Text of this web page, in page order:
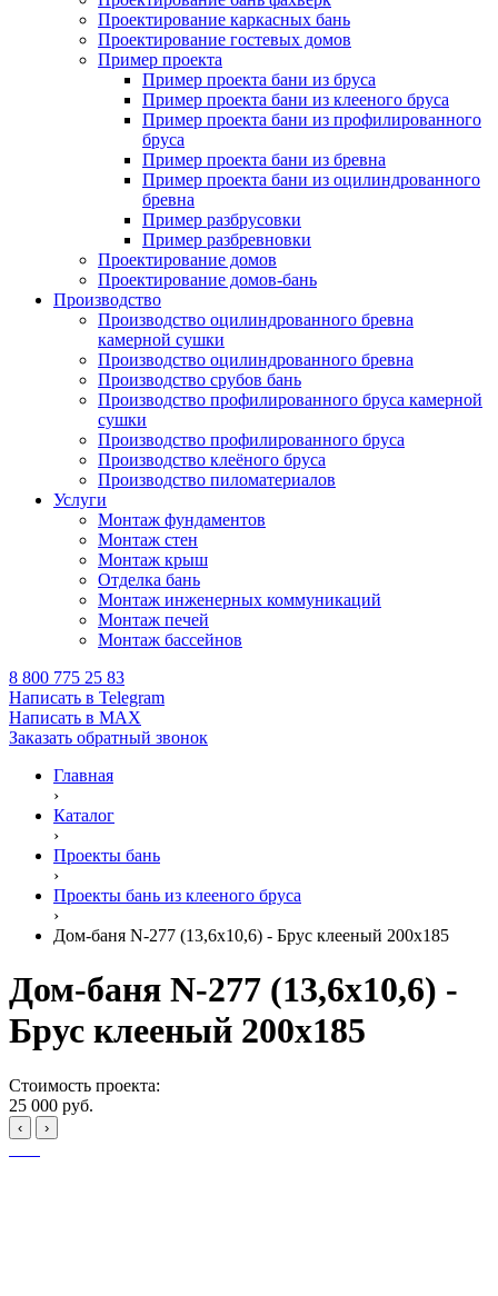
Проектирование каркасных бань
Проектирование гостевых домов
Пример проекта
Пример проекта бани из бруса
Пример проекта бани из клееного бруса
Пример проекта бани из профилированного
бруса
Пример проекта бани из бревна
Пример проекта бани из оцилиндрованного
бревна
Пример разбрусовки
Пример разбревновки
Проектирование домов
Проектирование домов-бань
Производство
Производство оцилиндрованного бревна
камерной сушки
Производство оцилиндрованного бревна
Производство срубов бань
Производство профилированного бруса камерной
сушки
Производство профилированного бруса
Производство клеёного бруса
Производство пиломатериалов
Услуги
Монтаж фундаментов
Монтаж стен
Монтаж крыш
Отделка бань
Монтаж инженерных коммуникаций
Монтаж печей
Монтаж бассейнов
8 800 775 25 83
Написать в Telegram
Написать в MAX
Заказать обратный звонок
Главная
›
Каталог
›
Проекты бань
›
Проекты бань из клееного бруса
›
Дом-баня N-277 (13,6x10,6) - Брус клееный 200x185
Дом-баня N-277 (13,6x10,6) -
Брус клееный 200x185
Стоимость проекта:
25 000 руб.
‹ ›